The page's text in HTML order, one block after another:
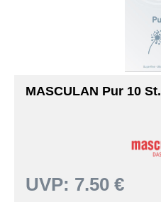
MASCULAN Pur 10 St.
UVP: 7.50 €